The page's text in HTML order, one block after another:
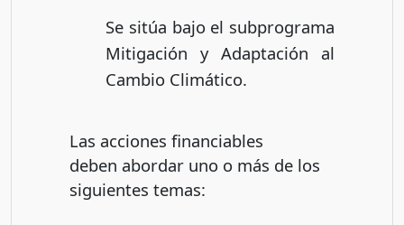
Se sitúa bajo el subprograma
Mitigación y Adaptación al
Cambio Climático.
Las acciones financiables
deben abordar uno o más de los
siguientes temas: